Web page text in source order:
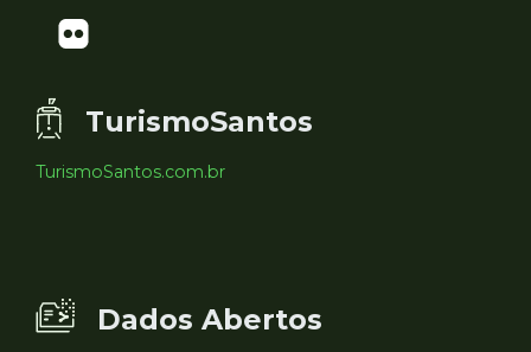
TurismoSantos
TurismoSantos.com.br
Dados Abertos